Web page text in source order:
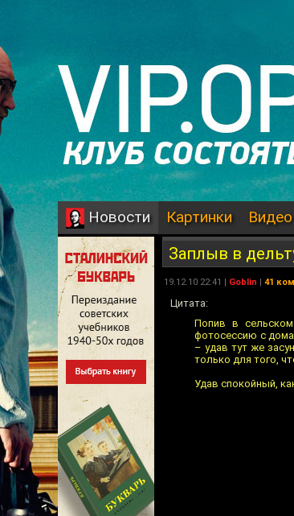
Новости Картинки Видео
Заплыв в
19.12.10 22:41 | Goblin | 41
Цитата:
Попив в
фотосессию с
– удав тут же
только для того,
Удав спокойный,